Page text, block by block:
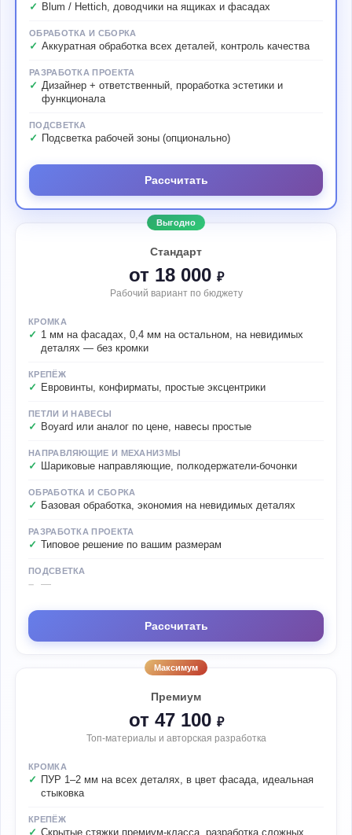
Выгодно
Стандарт
от 18 000 ₽
Рабочий вариант по бюджету
КРОМКА
1 мм на фасадах, 0,4 мм на остальном, на невидимых
деталях — без кромки
КРЕПЁЖ
Евровинты, конфирматы, простые эксцентрики
ПЕТЛИ И НАВЕСЫ
Boyard или аналог по цене, навесы простые
НАПРАВЛЯЮЩИЕ И МЕХАНИЗМЫ
Шариковые направляющие, полкодержатели-бочонки
ОБРАБОТКА И СБОРКА
Базовая обработка, экономия на невидимых деталях
РАЗРАБОТКА ПРОЕКТА
Типовое решение по вашим размерам
ПОДСВЕТКА
—
Рассчитать
Blum / Hettich, доводчики на ящиках и фасадах
ОБРАБОТКА И СБОРКА
Аккуратная обработка всех деталей, контроль качества
РАЗРАБОТКА ПРОЕКТА
Дизайнер + ответственный, проработка эстетики и
функционала
ПОДСВЕТКА
Подсветка рабочей зоны (опционально)
Рассчитать
Максимум
Премиум
от 47 100 ₽
Топ-материалы и авторская разработка
КРОМКА
ПУР 1–2 мм на всех деталях, в цвет фасада, идеальная
стыковка
КРЕПЁЖ
Скрытые стяжки премиум-класса, разработка сложных